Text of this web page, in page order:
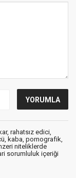
rahatsız edici,
kaba, pornografik,
niteliklerde
sorumluluk içeriği